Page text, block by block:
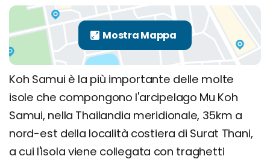
Koh Samui è la più importante delle molte
isole che compongono l'arcipelago Mu Koh
Samui, nella Thailandia meridionale, 35km a
nord-est della località costiera di Surat Thani,
a cui l'isola viene collegata con traghetti